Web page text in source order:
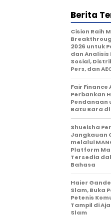
Berita
Cision Raih
2026 untuk
dan Analisis
Sosial,
Pers, dan
Fair Finance
Perbankan
Pendanaan
Batu Bara di
Shueisha
Jangkauan
melalui
Platform
Tersedia
Bahasa
Haier
Slam, Buka
Petenis
Tampil di
Slam